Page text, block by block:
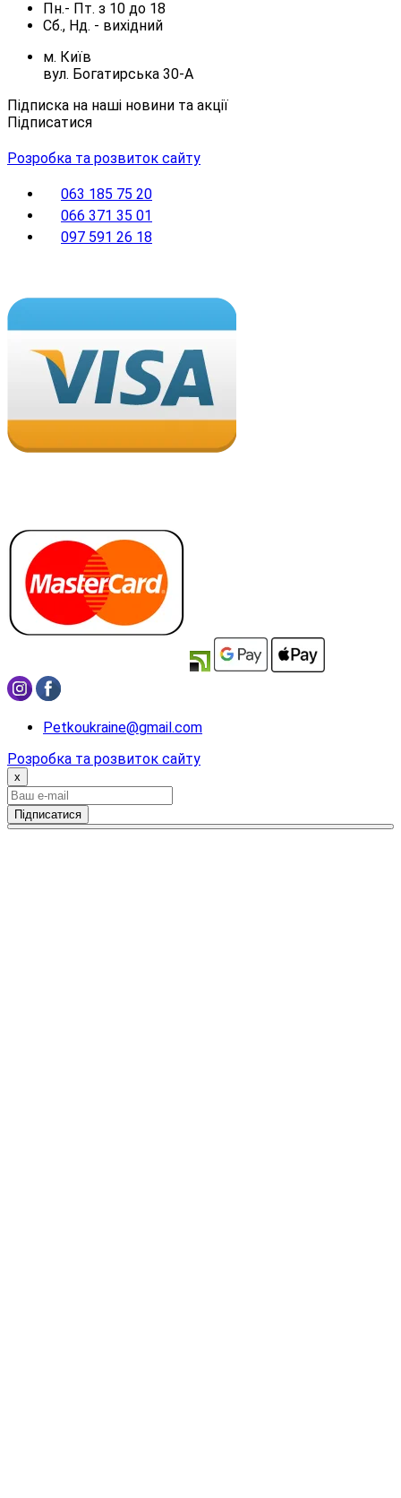
Пн.- Пт. з 10 до 18
Сб., Нд. - вихідний
м. Київ
вул. Богатирська 30-А
Підписка на наші новини та акції
Підписатися
Розробка та розвиток сайту
063 185 75 20
066 371 35 01
097 591 26 18
Petkoukraine@gmail.com
Розробка та розвиток сайту
x